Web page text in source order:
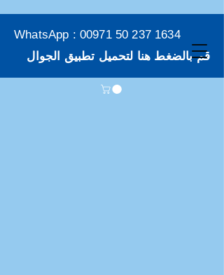
WhatsApp : 00971 50 237 1634
قم بالضغط هنا لتحميل تطبيق الجوال